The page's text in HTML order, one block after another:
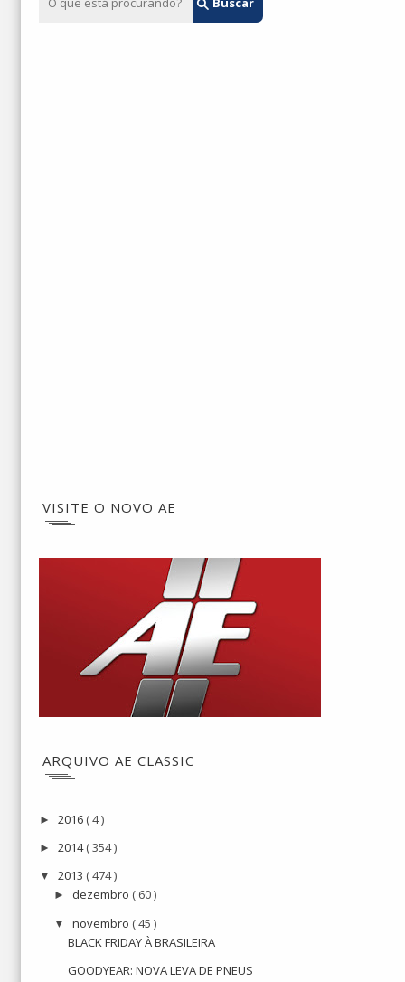
VISITE O NOVO AE
ARQUIVO AE CLASSIC
► 2016 ( 4 )
► 2014( 354 )
▼ 2013 ( 474 )
► dezembro ( 60 )
▼ novembro ( 45 )
BLACK FRIDAY À BRASILEIRA
GOODYEAR: NOVA LEVA DE PNEUS